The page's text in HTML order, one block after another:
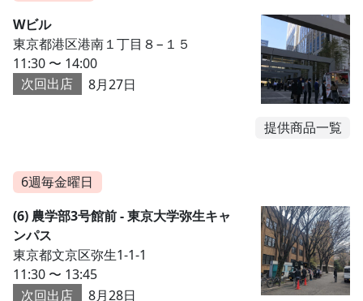
Wビル
東京都港区港南１丁目８−１５
11:30 〜 14:00
次回出店
8月27日
提供商品一覧
6週毎金曜日
(6) 農学部3号館前 - 東京大学弥生キャ
ンパス
東京都文京区弥生1-1-1
11:30 〜 13:45
次回出店
8月28日